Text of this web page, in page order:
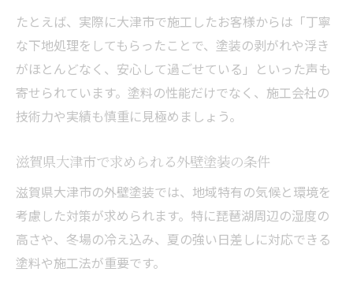
長持ちする外壁塗装を実現する塗料の比較
高耐久塗料の特徴と外壁塗装への活用法
外壁塗装を長持ちさせる正しい施工手順
メンテナンス不要な外壁塗装を目指す方法
外壁塗装で快適な住まいを実現する方法
ツ
外壁塗装による断熱・防水効果のポイント
快適な住まいを守る外壁塗装の役割
外壁塗装と美観維持の両立を目指す方法
たとえば、実際に大津市で施工したお客様からは「丁寧
な下地処理をしてもらったことで、塗装の剥がれや浮き
がほとんどなく、安心して過ごせている」といった声も
寄せられています。塗料の性能だけでなく、施工会社の
技術力や実績も慎重に見極めましょう。
滋賀県大津市で求められる外壁塗装の条件
滋賀県大津市の外壁塗装では、地域特有の気候と環境を
考慮した対策が求められます。特に琵琶湖周辺の湿度の
高さや、冬場の冷え込み、夏の強い日差しに対応できる
塗料や施工法が重要です。